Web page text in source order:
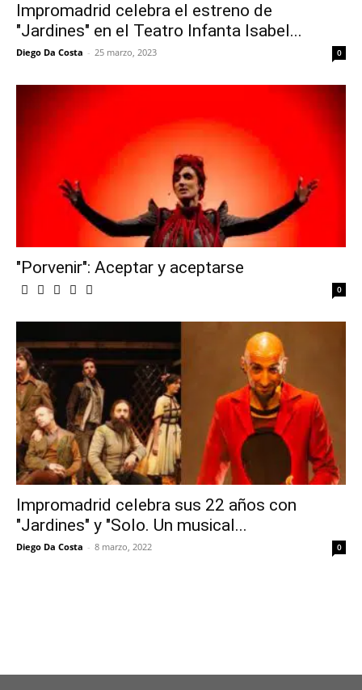
Impromadrid celebra el estreno de
"Jardines" en el Teatro Infanta Isabel...
Diego Da Costa - 25 marzo, 2023 0
"Porvenir": Aceptar y aceptarse
0
Impromadrid celebra sus 22 años con
"Jardines" y "Solo. Un musical...
Diego Da Costa - 8 marzo, 2022 0